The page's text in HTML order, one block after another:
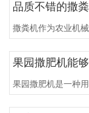
品质不错的撒
撒粪机作为农业机
果园撒肥机能
果园撒肥机是一种